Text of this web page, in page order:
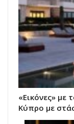
«Εικόνες» με
Κύπρο με